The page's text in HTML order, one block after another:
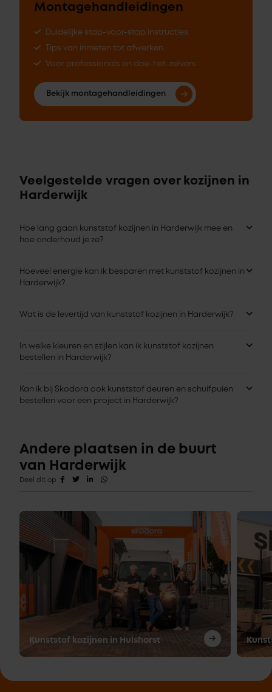
Montagehandleidingen
Duidelijke stap-voor-stap instructies
Tips van inmeten tot afwerken
Voor professionals en doe-het-zelvers
Bekijk montagehandleidingen
Veelgestelde vragen over kozijnen in
Harderwijk
Hoe lang gaan kunststof kozijnen in Harderwijk mee en
hoe onderhoud je ze?
Hoeveel energie kan ik besparen met kunststof kozijnen in
Harderwijk?
Wat is de levertijd van kunststof kozijnen in Harderwijk?
In welke kleuren en stijlen kan ik kunststof kozijnen
bestellen in Harderwijk?
Kan ik bij Skodora ook kunststof deuren en schuifpuien
bestellen voor een project in Harderwijk?
Andere plaatsen in de buurt
van Harderwijk
Deel dit op
Kunststof kozijnen in Hulshorst